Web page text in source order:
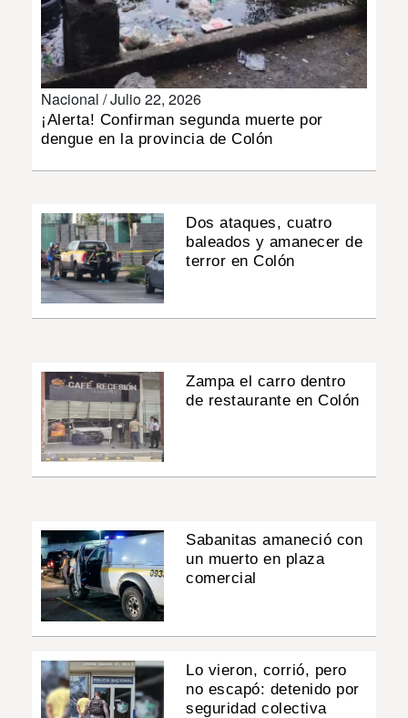
Nacional /Julio 22, 2026
¡Alerta! Confirman segunda muerte por
dengue en la provincia de Colón
Dos ataques, cuatro
baleados y amanecer de
terror en Colón
Zampa el carro dentro
de restaurante en Colón
Sabanitas amaneció con
un muerto en plaza
comercial
Lo vieron, corrió, pero
no escapó: detenido por
seguridad colectiva